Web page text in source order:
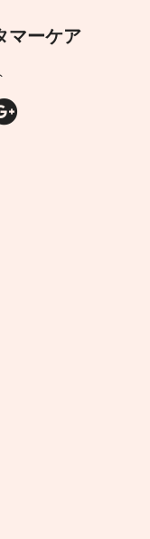
マーケア